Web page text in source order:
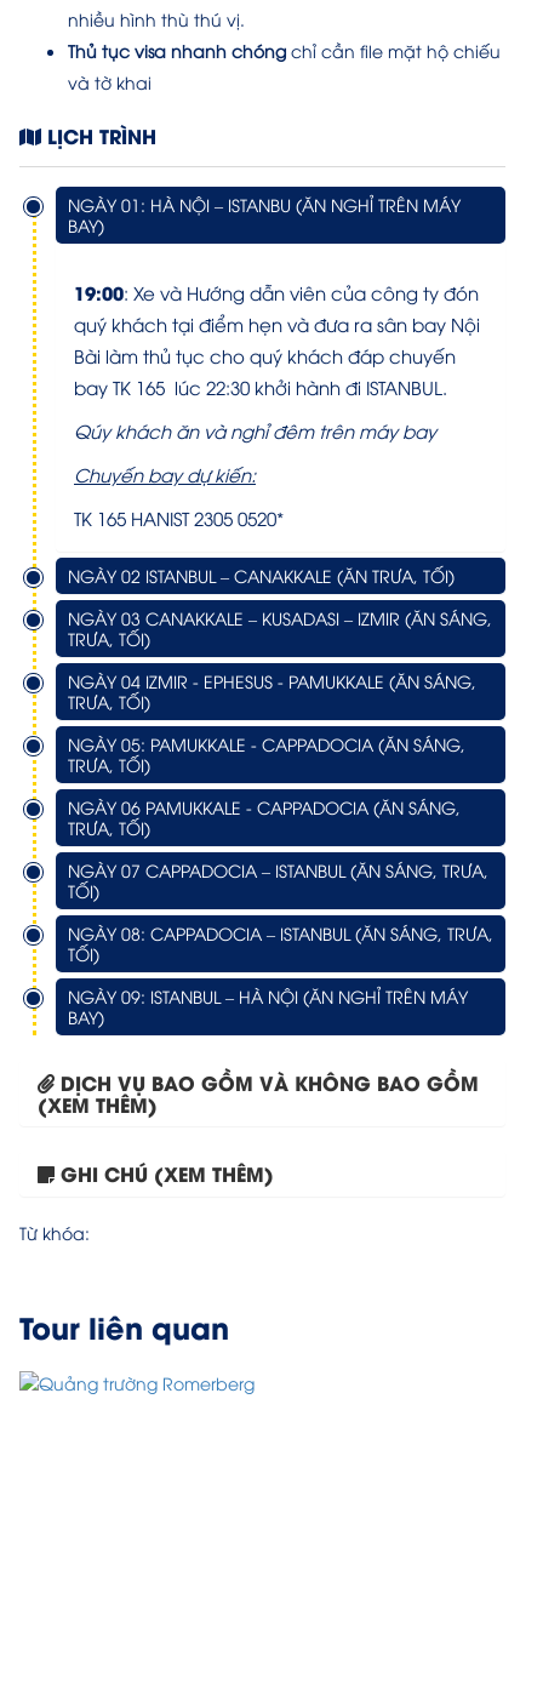
nhiều hình thù thú vị.
Thủ tục visa nhanh chóng chỉ cần file mặt hộ chiếu
và tờ khai
LỊCH TRÌNH
NGÀY 01: HÀ NỘI – ISTANBU (ĂN NGHỈ TRÊN MÁY
BAY)
19:00: Xe và Hướng dẫn viên của công ty đón
quý khách tại điểm hẹn và đưa ra sân bay Nội
Bài làm thủ tục cho quý khách đáp chuyến
bay TK 165 lúc 22:30 khởi hành đi ISTANBUL.
Qúy khách ăn và nghỉ đêm trên máy bay
Chuyến bay dự kiến:
TK 165 HANIST 2305 0520*
NGÀY 02 ISTANBUL – CANAKKALE (ĂN TRƯA, TỐI)
NGÀY 03 CANAKKALE – KUSADASI – IZMIR (ĂN SÁNG,
TRƯA, TỐI)
NGÀY 04 IZMIR - EPHESUS - PAMUKKALE (ĂN SÁNG,
TRƯA, TỐI)
NGÀY 05: PAMUKKALE - CAPPADOCIA (ĂN SÁNG,
TRƯA, TỐI)
NGÀY 06 PAMUKKALE - CAPPADOCIA (ĂN SÁNG,
TRƯA, TỐI)
NGÀY 07 CAPPADOCIA – ISTANBUL (ĂN SÁNG, TRƯA,
TỐI)
NGÀY 08: CAPPADOCIA – ISTANBUL (ĂN SÁNG, TRƯA,
TỐI)
NGÀY 09: ISTANBUL – HÀ NỘI (ĂN NGHỈ TRÊN MÁY
BAY)
DỊCH VỤ BAO GỒM VÀ KHÔNG BAO GỒM
(XEM THÊM)
GHI CHÚ (XEM THÊM)
Từ khóa:
Tour liên quan
Tour Châu Âu 12N11Đ: Hà...